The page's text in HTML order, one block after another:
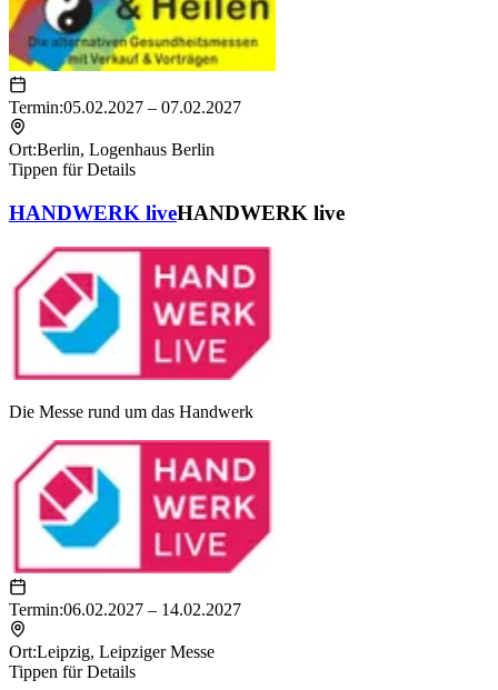
Termin:05.02.2027 – 07.02.2027
Ort:Berlin, Logenhaus Berlin
Tippen für Details
HANDWERK liveHANDWERK live
Die Messe rund um das Handwerk
Termin:06.02.2027 – 14.02.2027
Ort:Leipzig, Leipziger Messe
Tippen für Details